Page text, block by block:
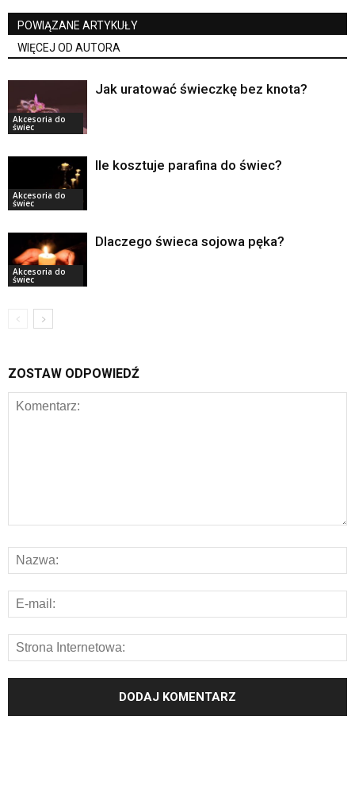
POWIĄZANE ARTYKUŁY
WIĘCEJ OD AUTORA
Akcesoria do
świec
Jak uratować świeczkę bez knota?
Akcesoria do
świec
Ile kosztuje parafina do świec?
Akcesoria do
świec
Dlaczego świeca sojowa pęka?
ZOSTAW ODPOWIEDŹ